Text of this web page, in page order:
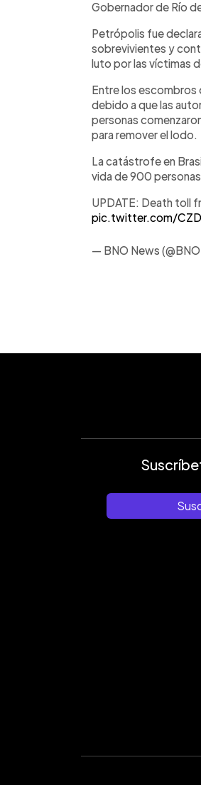
Gobernador de Río
Petrópolis fue
sobrevivientes y
luto por las víctimas
Entre los escombros
debido a que las
personas
para remover el lodo.
La catástrofe en
vida de 900 personas
UPDATE: Death toll
pic.twitter.com/
— BNO News